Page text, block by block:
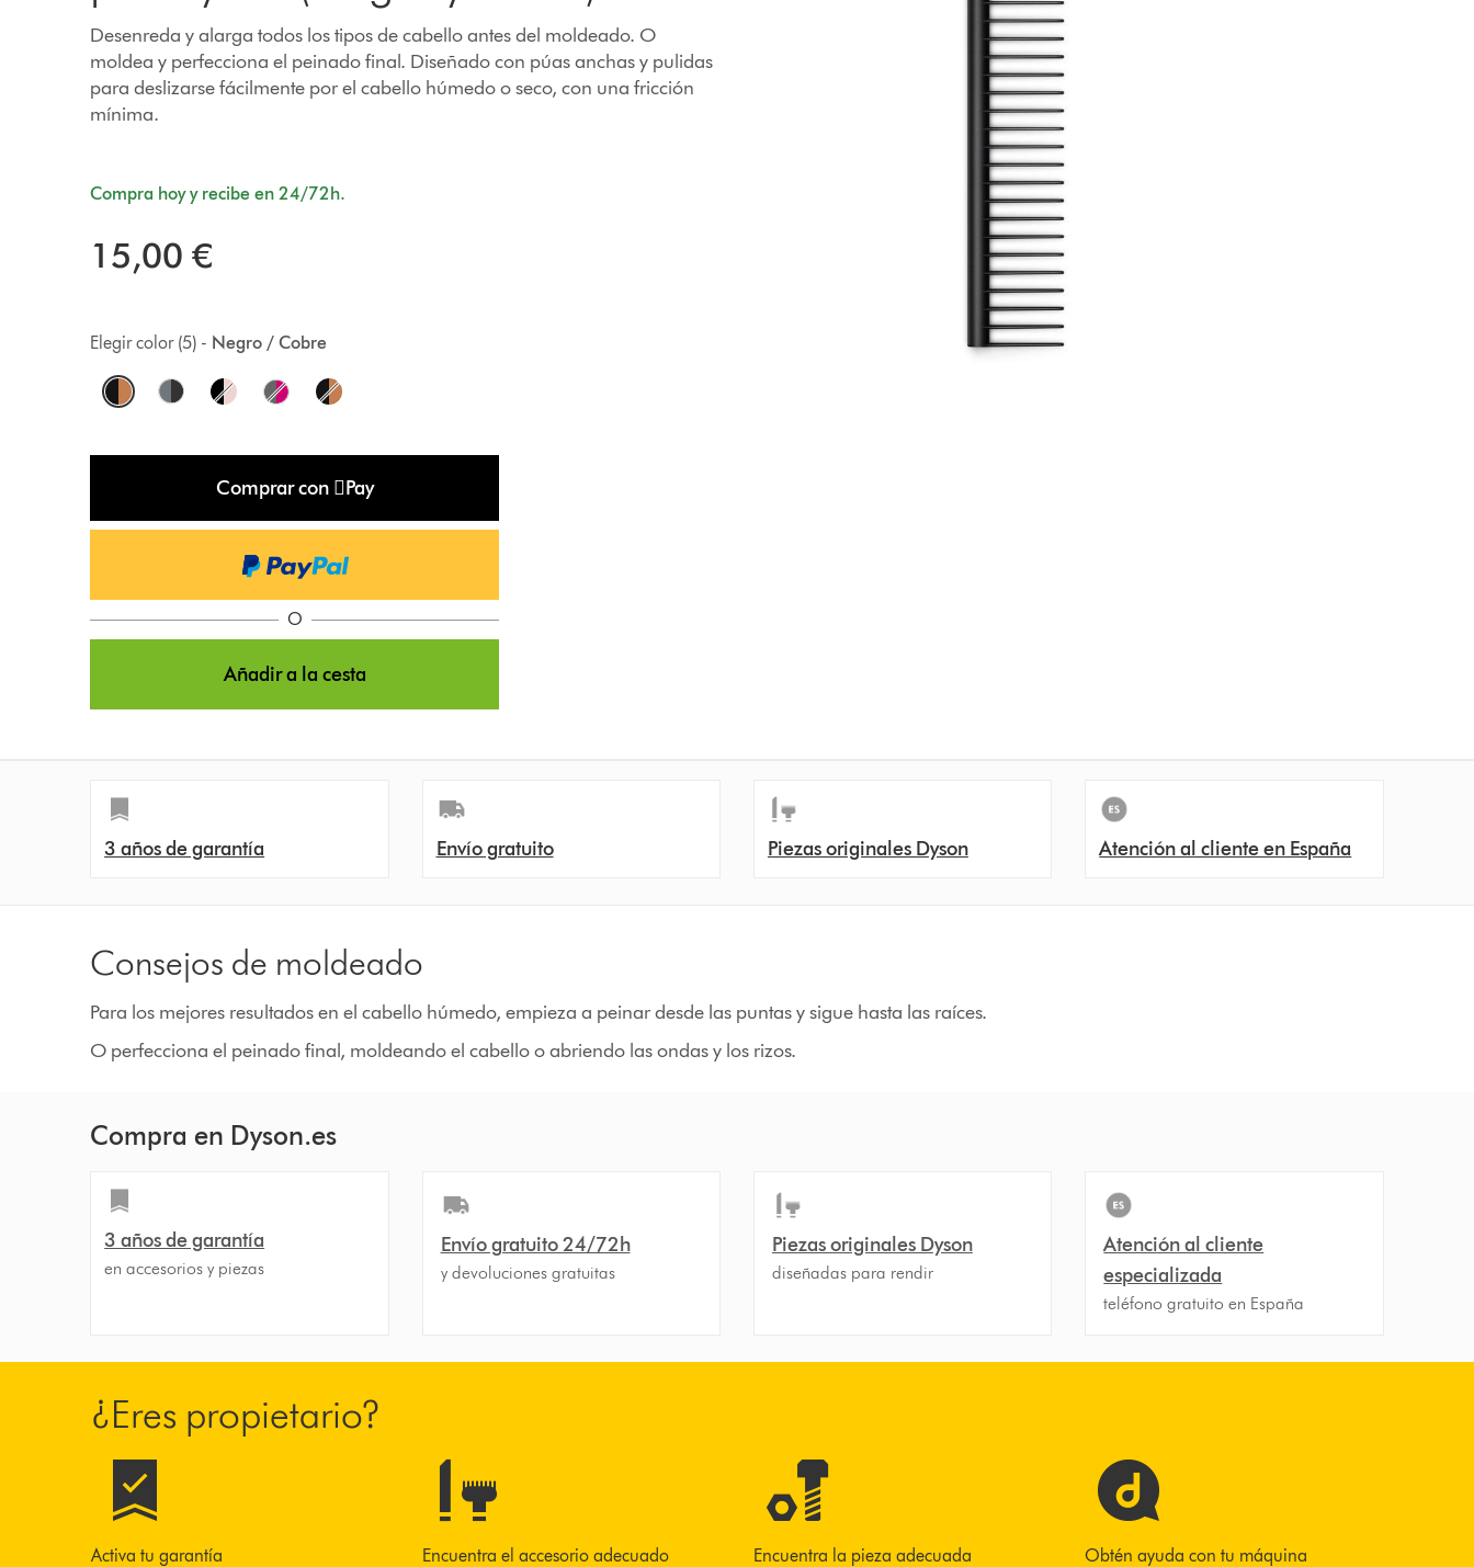
Desenreda y alarga todos los tipos de cabello antes del moldeado. O
moldea y perfecciona el peinado final. Diseñado con púas anchas y pulidas
para deslizarse fácilmente por el cabello húmedo o seco, con una fricción
mínima.
Compra hoy y recibe en 24/72h.
15,00 €
Negro / Cobre
Elegir color (5) -
O
t
s
Comprar con Pay
O
Añadir a la cesta
3 años de garantía Envío gratuito Piezas originales Dyson Atención al cliente en España
Consejos de moldeado
Para los mejores resultados en el cabello húmedo, empieza a peinar desde las puntas y sigue hasta las raíces.
O perfecciona el peinado final, moldeando el cabello o abriendo las ondas y los rizos.
Compra en Dyson.es
3 años de garantía
en accesorios y piezas
Envío gratuito 24/72h
y devoluciones gratuitas
Piezas originales Dyson
diseñadas para rendir
Atención al cliente
especializada
teléfono gratuito en España
¿Eres propietario?
Activa tu garantía Encuentra el accesorio adecuado Encuentra la pieza adecuada Obtén ayuda con tu máquina